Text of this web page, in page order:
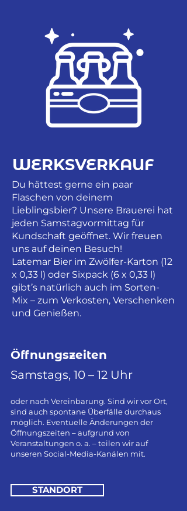
WERKSVERKAUF
Du hättest gerne ein paar
Flaschen von deinem
Lieblingsbier? Unsere Brauerei hat
jeden Samstagvormittag für
Kundschaft geöffnet. Wir freuen
uns auf deinen Besuch!
Latemar Bier im Zwölfer-Karton (12
x 0,33 l) oder Sixpack (6 x 0,33 l)
gibt’s natürlich auch im Sorten-
Mix – zum Verkosten, Verschenken
und Genießen.
Öffnungszeiten
Samstags, 10 – 12 Uhr
oder nach Vereinbarung. Sind wir vor Ort,
sind auch spontane Überfälle durchaus
möglich. Eventuelle Änderungen der
Öffnungszeiten – aufgrund von
Veranstaltungen o. a. – teilen wir auf
unseren Social-Media-Kanälen mit.
STANDORT